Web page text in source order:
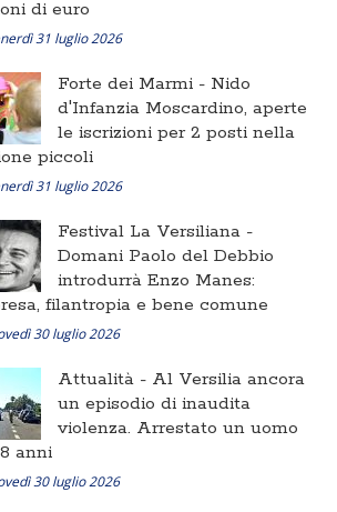
di euro
31 luglio 2026
Forte dei Marmi - Nido
d'Infanzia Moscardino, aperte
le iscrizioni per 2 posti nella
piccoli
31 luglio 2026
Festival La Versiliana -
Domani Paolo del Debbio
introdurrà Enzo Manes:
filantropia e bene comune
30 luglio 2026
Attualità - Al Versilia ancora
un episodio di inaudita
violenza. Arrestato un uomo
anni
30 luglio 2026